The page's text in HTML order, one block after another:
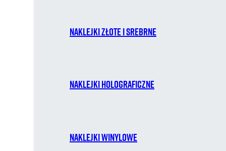
Naklejki złote i srebrne
Naklejki holograficzne
Naklejki winylowe